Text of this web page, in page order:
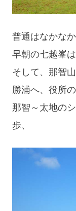
普通はなかな
早朝の七越峯
そして、那智
勝浦へ、役所
那智～太地の
歩、